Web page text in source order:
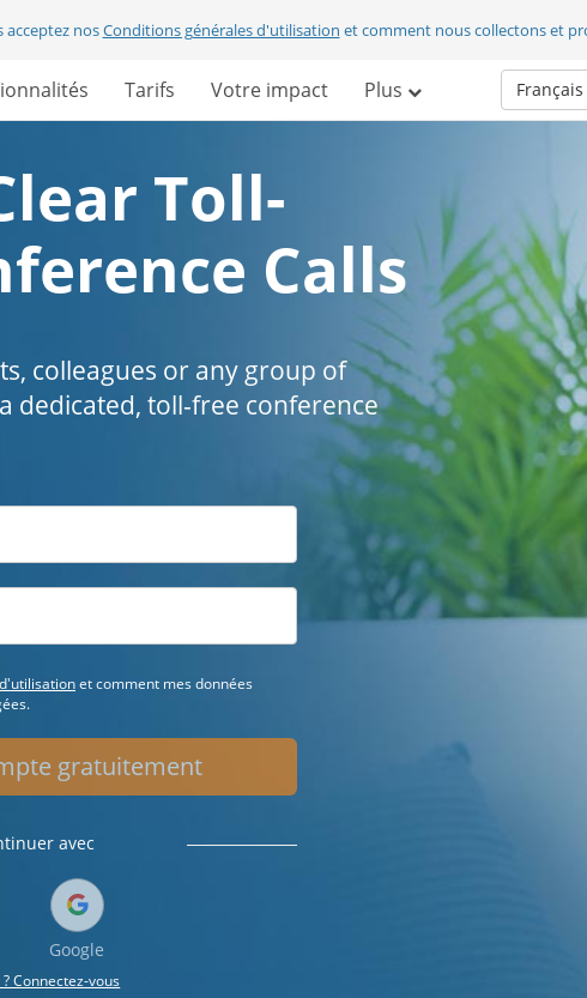
acceptez nosConditions générales d'utilisation et comment nous collectons et
Tarifs Votre impact Plus Français
Toll-
Calls
colleagues or any group of
dedicated, toll-free conference
et comment mes données
gratuitement
avec
Google
Connectez-vous